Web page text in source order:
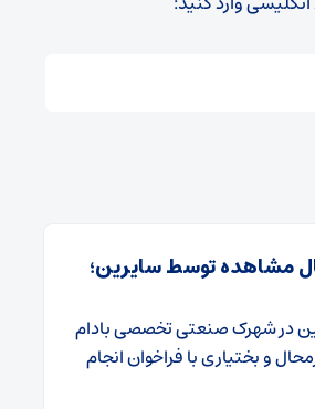
مشاهده توسط سایرین؛
در شهرک صنعتی تخصصی بادام
و بختیاری با فراخوان انجام